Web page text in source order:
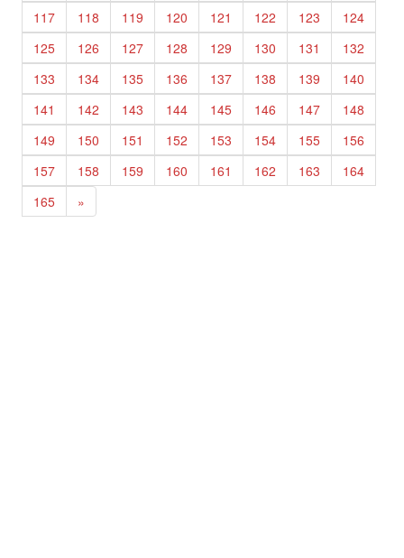
117
118 119 120 121 122 123
124
125
126 127 128 129 130 131
132
133
134 135 136 137 138 139
140
141
142 143 144 145 146 147
148
149
150 151 152 153 154 155
156
157
158 159 160 161 162 163
164
165
»